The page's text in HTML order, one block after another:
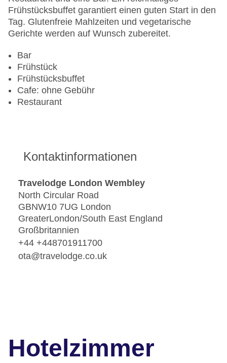
Frühstücksbuffet garantiert einen guten Start in den
Tag. Glutenfreie Mahlzeiten und vegetarische
Gerichte werden auf Wunsch zubereitet.
Bar
Frühstück
Frühstücksbuffet
Cafe: ohne Gebühr
Restaurant
Kontaktinformationen
Travelodge London Wembley
North Circular Road
GBNW10 7UG London
GreaterLondon/South East England
Großbritannien
+44 +448701911700
ota@travelodge.co.uk
Hotelzimmer